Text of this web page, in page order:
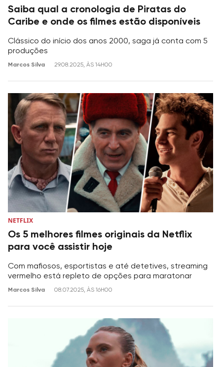
Saiba qual a cronologia de Piratas do
Caribe e onde os filmes estão disponíveis
Clássico do início dos anos 2000, saga já conta com 5
produções
Marcos Silva 29.08.2025, ÀS 14H00
NETFLIX
Os 5 melhores filmes originais da Netflix
para você assistir hoje
Com mafiosos, esportistas e até detetives, streaming
vermelho está repleto de opções para maratonar
Marcos Silva 08.07.2025, ÀS 16H00